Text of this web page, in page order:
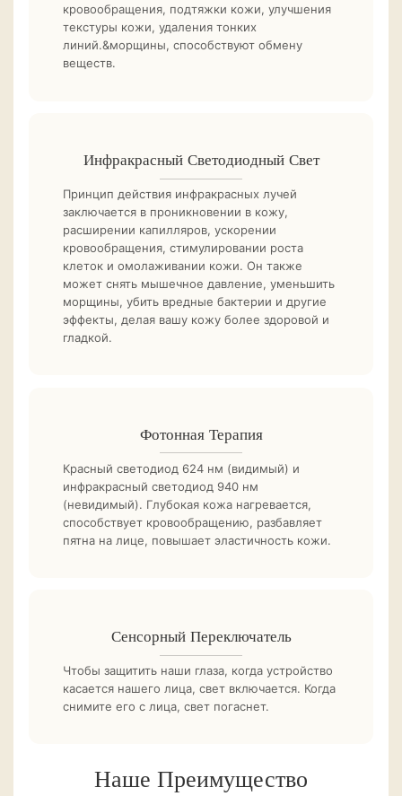
кровообращения, подтяжки кожи, улучшения
текстуры кожи, удаления тонких
линий.&морщины, способствуют обмену
веществ.
Инфракрасный Светодиодный Свет
Принцип действия инфракрасных лучей
заключается в проникновении в кожу,
расширении капилляров, ускорении
кровообращения, стимулировании роста
клеток и омолаживании кожи. Он также
может снять мышечное давление, уменьшить
морщины, убить вредные бактерии и другие
эффекты, делая вашу кожу более здоровой и
гладкой.
Фотонная Терапия
Красный светодиод 624 нм (видимый) и
инфракрасный светодиод 940 нм
(невидимый). Глубокая кожа нагревается,
способствует кровообращению, разбавляет
пятна на лице, повышает эластичность кожи.
Сенсорный Переключатель
Чтобы защитить наши глаза, когда устройство
касается нашего лица, свет включается. Когда
снимите его с лица, свет погаснет.
Наше Преимущество